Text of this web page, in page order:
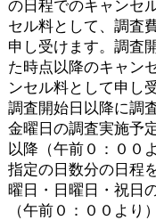
の日程でのキャンセ
セル料として、調査
申し受けます。調査
た時点以降のキャン
ンセル料として申し
調査開始日以降に調
金曜日の調査実施予
以降（午前０：００
指定の日数分の日程
曜日・日曜日・祝日
（午前０：００より